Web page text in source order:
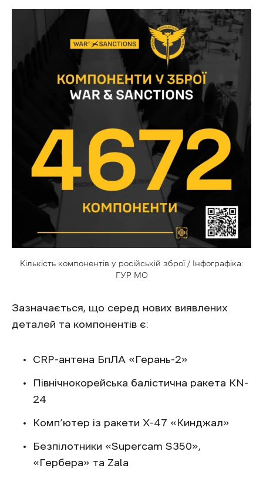
Кількість компонентів у російській зброї / Інфографіка:
ГУР МО
Зазначається, що серед нових виявлених
деталей та компонентів є:
CRP-антена БпЛА «Герань-2»
Північнокорейська балістична ракета KN-
24
Комп’ютер із ракети Х-47 «Кинджал»
Безпілотники «Supercam S350»,
«Гербера» та Zala